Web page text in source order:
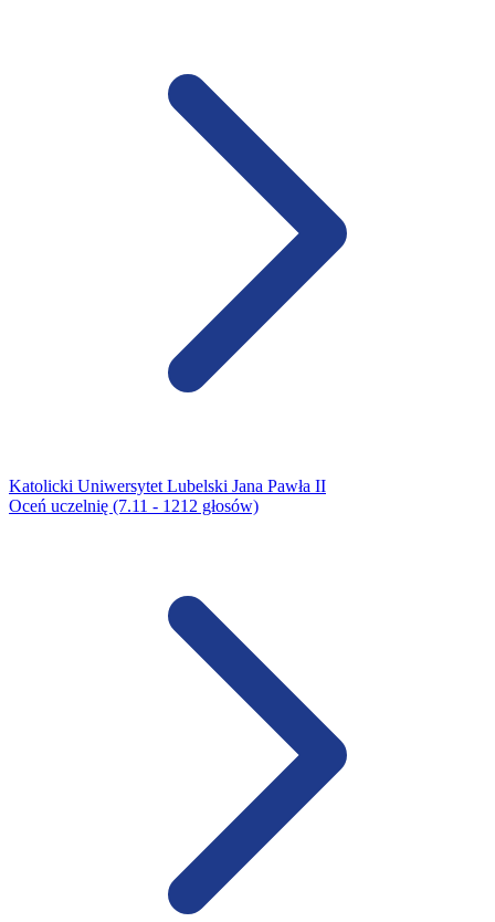
Katolicki Uniwersytet Lubelski Jana Pawła II
Oceń uczelnię (7.11 - 1212 głosów)